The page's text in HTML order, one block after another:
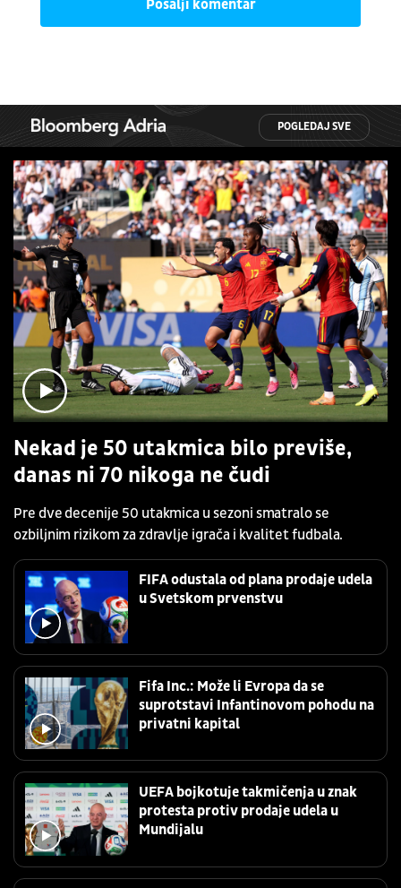
Pošalji komentar
POGLEDAJ SVE
Nekad je 50 utakmica bilo previše,
danas ni 70 nikoga ne čudi
Pre dve decenije 50 utakmica u sezoni smatralo se
ozbiljnim rizikom za zdravlje igrača i kvalitet fudbala.
FIFA odustala od plana prodaje udela
u Svetskom prvenstvu
Fifa Inc.: Može li Evropa da se
suprotstavi Infantinovom pohodu na
privatni kapital
UEFA bojkotuje takmičenja u znak
protesta protiv prodaje udela u
Mundijalu